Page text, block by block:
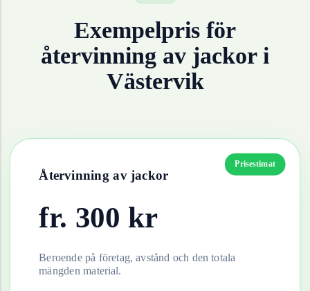
Exempelpris för
återvinning av jackori
Västervik
Prisestimat
Återvinning av jackor
fr. 300 kr
Beroende på företag, avstånd och den totala
mängden material.